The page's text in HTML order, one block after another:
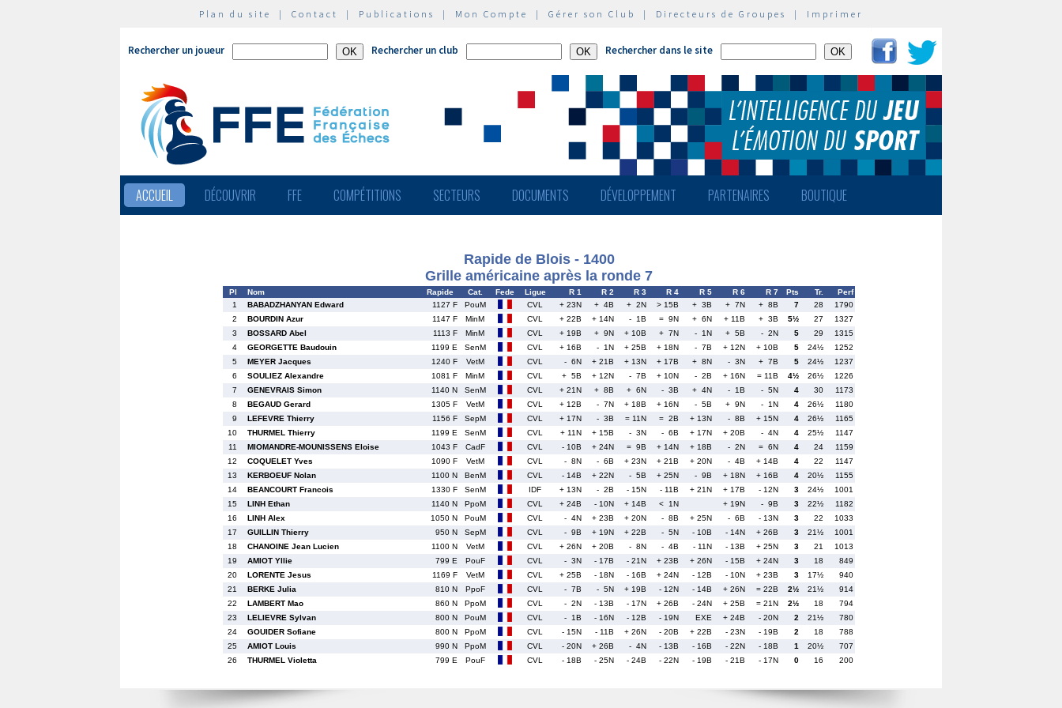
Plan du site | Contact | Publications | Mon Compte | Gérer son Club | Directeurs de Groupes | Imprimer
Rechercher un joueur Rechercher un club Rechercher dans le site
ACCUEIL DÉCOUVRIR FFE COMPÉTITIONS SECTEURS DOCUMENTS DÉVELOPPEMENT PARTENAIRES BOUTIQUE
Rapide de Blois - 1400
Grille américaine après la ronde 7
Pl Nom Rapide Cat. Fede Ligue R 1 R 2 R 3 R 4 R 5 R 6 R 7 Pts Tr.
Perf
1
BABADZHANYAN Edward 1127 F PouM CVL + 23N + 4B + 2N > 15B + 3B + 7N + 8B 7 28
1790
2
BOURDIN Azur 1147 F MinM CVL + 22B + 14N - 1B = 9N + 6N + 11B + 3B 5½ 27
1327
3
BOSSARD Abel 1113 F MinM CVL + 19B + 9N + 10B + 7N - 1N + 5B - 2N 5 29
1315
4
GEORGETTE Baudouin 1199 E SenM CVL + 16B - 1N + 25B + 18N - 7B + 12N + 10B 5 24½
1252
5
MEYER Jacques 1240 F VetM CVL - 6N + 21B + 13N + 17B + 8N - 3N + 7B 5 24½
1237
6
SOULIEZ Alexandre 1081 F MinM CVL + 5B + 12N - 7B + 10N - 2B + 16N = 11B 4½ 26½
1226
7
GENEVRAIS Simon 1140 N SenM CVL + 21N + 8B + 6N - 3B + 4N - 1B - 5N 4 30
1173
8
BEGAUD Gerard 1305 F VetM CVL + 12B - 7N + 18B + 16N - 5B + 9N - 1N 4 26½
1180
9
LEFEVRE Thierry 1156 F SepM CVL + 17N - 3B = 11N = 2B + 13N - 8B + 15N 4 26½
1165
10
THURMEL Thierry 1199 E SenM CVL + 11N + 15B - 3N - 6B + 17N + 20B - 4N 4 25½
1147
11
MIOMANDRE-MOUNISSENS Eloise 1043 F CadF CVL - 10B + 24N = 9B + 14N + 18B - 2N = 6N 4 24
1159
12
COQUELET Yves 1090 F VetM CVL - 8N - 6B + 23N + 21B + 20N - 4B + 14B 4 22
1147
13
KERBOEUF Nolan 1100 N BenM CVL - 14B + 22N - 5B + 25N - 9B + 18N + 16B 4 20½
1155
14
BEANCOURT Francois 1330 F SenM IDF + 13N - 2B - 15N - 11B + 21N + 17B - 12N 3 24½
1001
15
LINH Ethan 1140 N PpoM CVL + 24B - 10N + 14B < 1N + 19N - 9B 3 22½
1182
16
LINH Alex 1050 N PouM CVL - 4N + 23B + 20N - 8B + 25N - 6B - 13N 3 22
1033
17
GUILLIN Thierry 950 N SepM CVL - 9B + 19N + 22B - 5N - 10B - 14N + 26B 3 21½
1001
18
CHANOINE Jean Lucien 1100 N VetM CVL + 26N + 20B - 8N - 4B - 11N - 13B + 25N 3 21
1013
19
AMIOT Yllie 799 E PouF CVL - 3N - 17B - 21N + 23B + 26N - 15B + 24N 3 18
849
20
LORENTE Jesus 1169 F VetM CVL + 25B - 18N - 16B + 24N - 12B - 10N + 23B 3 17½
940
21
BERKE Julia 810 N PpoF CVL - 7B - 5N + 19B - 12N - 14B + 26N = 22B 2½ 21½
914
22
LAMBERT Mao 860 N PpoM CVL - 2N - 13B - 17N + 26B - 24N + 25B = 21N 2½ 18
794
23
LELIEVRE Sylvan 800 N PouM CVL - 1B - 16N - 12B - 19N EXE + 24B - 20N 2 21½
780
24
GOUIDER Sofiane 800 N PpoM CVL - 15N - 11B + 26N - 20B + 22B - 23N - 19B 2 18
788
25
AMIOT Louis 990 N PpoM CVL - 20N + 26B - 4N - 13B - 16B - 22N - 18B 1 20½
707
26
THURMEL Violetta 799 E PouF CVL - 18B - 25N - 24B - 22N - 19B - 21B - 17N 0 16 200